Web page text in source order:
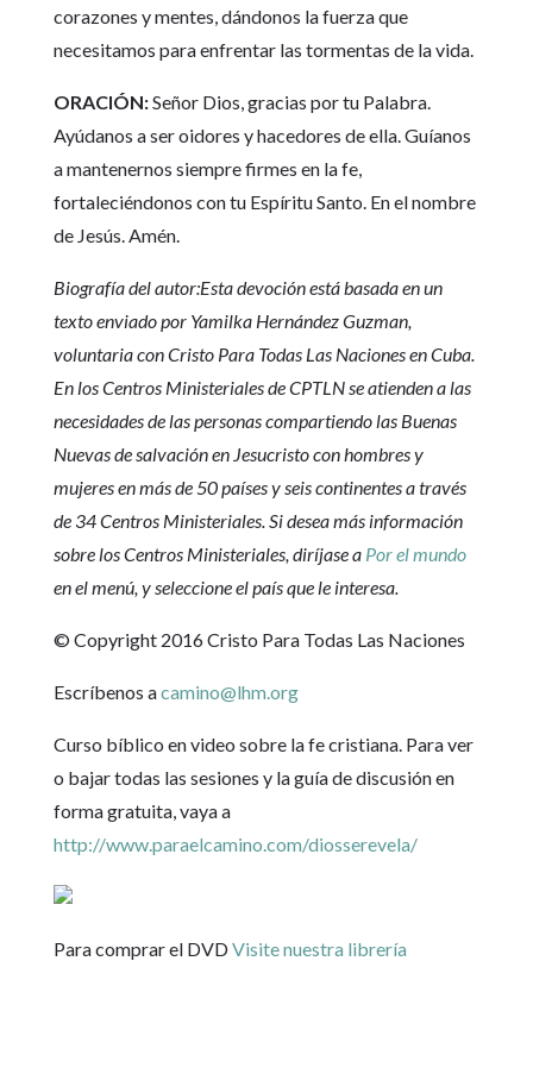
corazones y mentes, dándonos la fuerza que
necesitamos para enfrentar las tormentas de la vida.
ORACIÓN:Señor Dios, gracias por tu Palabra.
Ayúdanos a ser oidores y hacedores de ella. Guíanos
a mantenernos siempre firmes en la fe,
fortaleciéndonos con tu Espíritu Santo. En el nombre
de Jesús. Amén.
Biografía del autor:Esta devoción está basada en un
texto enviado por Yamilka Hernández Guzman,
voluntaria con Cristo Para Todas Las Naciones en Cuba.
En los Centros Ministeriales de CPTLN se atienden a las
necesidades de las personas compartiendo las Buenas
Nuevas de salvación en Jesucristo con hombres y
mujeres en más de 50 países y seis continentes a través
de 34 Centros Ministeriales. Si desea más información
sobre los Centros Ministeriales, diríjase a Por el mundo
en el menú, y seleccione el país que le interesa.
© Copyright 2016 Cristo Para Todas Las Naciones
Escríbenos acamino@lhm.org
Curso bíblico en video sobre la fe cristiana. Para ver
o bajar todas las sesiones y la guía de discusión en
forma gratuita, vaya a
http://www.paraelcamino.com/diosserevela/
Para comprar el DVDVisite nuestra librería